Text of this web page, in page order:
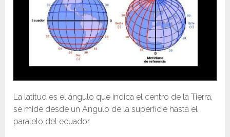
La latitud es el ángulo que indica el centro de la Tierra,
se mide desde un Angulo de la superficie hasta el
paralelo del ecuador.